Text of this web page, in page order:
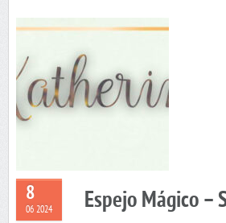
8
06 2024 Espejo Mágico –